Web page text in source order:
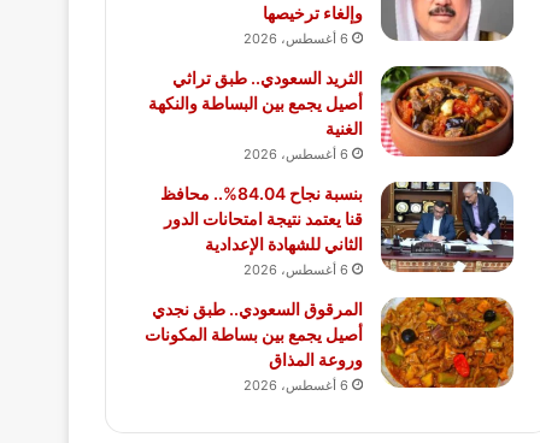
وإلغاء ترخيصها
6 أغسطس، 2026
الثريد السعودي.. طبق تراثي
أصيل يجمع بين البساطة والنكهة
الغنية
6 أغسطس، 2026
بنسبة نجاح 84.04%.. محافظ
قنا يعتمد نتيجة امتحانات الدور
الثاني للشهادة الإعدادية
6 أغسطس، 2026
المرقوق السعودي.. طبق نجدي
أصيل يجمع بين بساطة المكونات
وروعة المذاق
6 أغسطس، 2026